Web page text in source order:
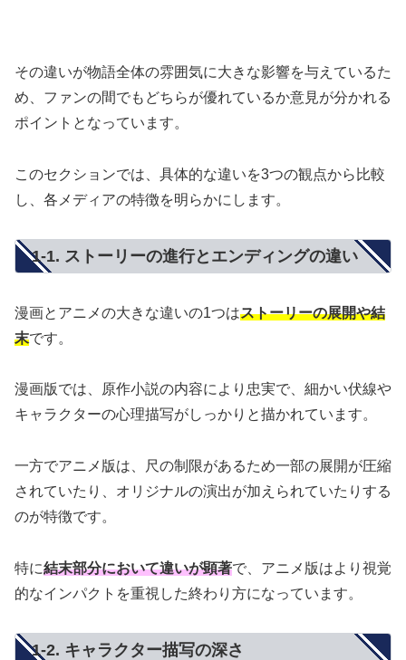
その違いが物語全体の雰囲気に大きな影響を与えているた
め、ファンの間でもどちらが優れているか意見が分かれる
ポイントとなっています。
このセクションでは、具体的な違いを3つの観点から比較
し、各メディアの特徴を明らかにします。
1-1. ストーリーの進行とエンディングの違い
漫画とアニメの大きな違いの1つはストーリーの展開や結
末です。
漫画版では、原作小説の内容により忠実で、細かい伏線や
キャラクターの心理描写がしっかりと描かれています。
一方でアニメ版は、尺の制限があるため一部の展開が圧縮
されていたり、オリジナルの演出が加えられていたりする
のが特徴です。
特に結末部分において違いが顕著で、アニメ版はより視覚
的なインパクトを重視した終わり方になっています。
1-2. キャラクター描写の深さ